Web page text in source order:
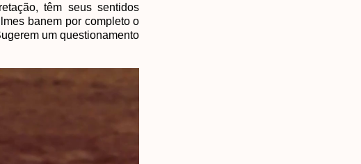
têm seus sentidos
banem por completo o
um questionamento